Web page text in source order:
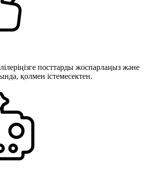
посттарды жоспарлаңыз және
қолмен істемесектен.